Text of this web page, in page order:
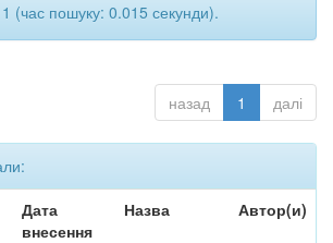
1 (час пошуку: 0.015 секунди).
назад 1 далі
Дата
внесення
Назва Автор(и)